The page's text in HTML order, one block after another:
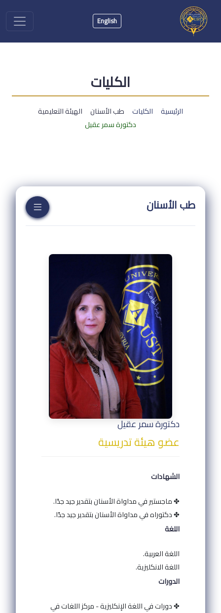
English
الكليات
الرئيسية الكليات طب الأسنان
الهيئة التعليمية
دكتورة سمر عقيل
طب الأسنان
دكتورة سمر عقيل
عضو هيئة تدريسية
الشهادات
✤ ماجستير في مداواة الأسنان بتقدير جيد جدًا.
✤ دكتوراه في مداواة الأسنان بتقدير جيد جدًا.
اللغة
اللغة العربية.
اللغة الانكليزية.
الدورات
✤ دورات في اللغة الإنكليزية - مركز اللغات في